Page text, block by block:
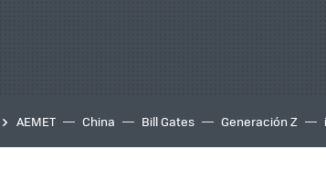
AEMET China Bill Gates Generación Z